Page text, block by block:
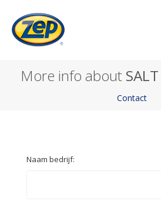
More info about
Contact
Naam bedrijf: